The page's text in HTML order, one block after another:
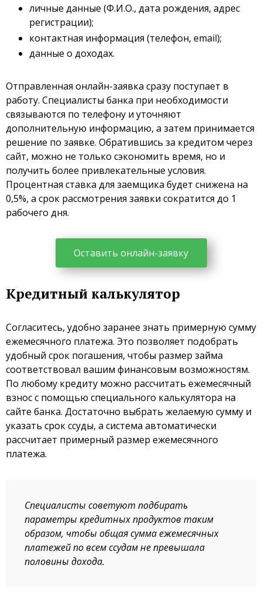
личные данные (Ф.И.О., дата рождения, адрес
регистрации);
контактная информация (телефон, email);
данные о доходах.
Отправленная онлайн-заявка сразу поступает в
работу. Специалисты банка при необходимости
связываются по телефону и уточняют
дополнительную информацию, а затем принимается
решение по заявке. Обратившись за кредитом через
сайт, можно не только сэкономить время, но и
получить более привлекательные условия.
Процентная ставка для заемщика будет снижена на
0,5%, а срок рассмотрения заявки сократится до 1
рабочего дня.
Оставить онлайн-заявку
Кредитный калькулятор
Согласитесь, удобно заранее знать примерную сумму
ежемесячного платежа. Это позволяет подобрать
удобный срок погашения, чтобы размер займа
соответствовал вашим финансовым возможностям.
По любому кредиту можно рассчитать ежемесячный
взнос с помощью специального калькулятора на
сайте банка. Достаточно выбрать желаемую сумму и
указать срок ссуды, а система автоматически
рассчитает примерный размер ежемесячного
платежа.
Специалисты советуют подбирать
параметры кредитных продуктов таким
образом, чтобы общая сумма ежемесячных
платежей по всем ссудам не превышала
половины дохода.